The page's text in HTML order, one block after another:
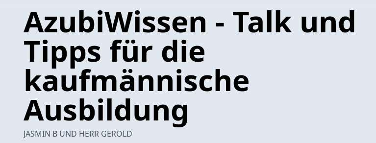
AzubiWissen - Talk und
Tipps für die
kaufmännische
Ausbildung
JASMIN B UND HERR GEROLD